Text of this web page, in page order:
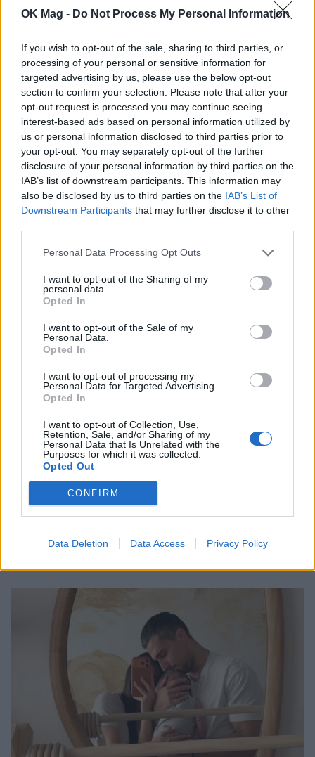
OK Mag - Do Not Process My Personal Information
If you wish to opt-out of the sale, sharing to third parties, or
processing of your personal or sensitive information for
targeted advertising by us, please use the below opt-out
section to confirm your selection. Please note that after your
opt-out request is processed you may continue seeing
interest-based ads based on personal information utilized by
us or personal information disclosed to third parties prior to
your opt-out. You may separately opt-out of the further
disclosure of your personal information by third parties on the
IAB’s list of downstream participants. This information may
also be disclosed by us to third parties on the IAB’s List of
Downstream Participants that may further disclose it to other
Personal Data Processing Opt Outs
I want to opt-out of the Sharing of my
personal data.
Opted In
I want to opt-out of the Sale of my
Personal Data.
Opted In
I want to opt-out of processing my
Personal Data for Targeted Advertising.
Opted In
I want to opt-out of Collection, Use,
Retention, Sale, and/or Sharing of my
Personal Data that Is Unrelated with the
Purposes for which it was collected.
Opted Out
CONFIRM
Data Deletion Data Access Privacy Policy
αφιέρωμα της Finos Film 22 χρόνια μετά τον
θάνατό του
Ιωάννα Τούνη: Στο νοσοκομείο βρέθηκε με
έχω φάει»
CELEBRITIES
καλοκαιρινές του διακοπές